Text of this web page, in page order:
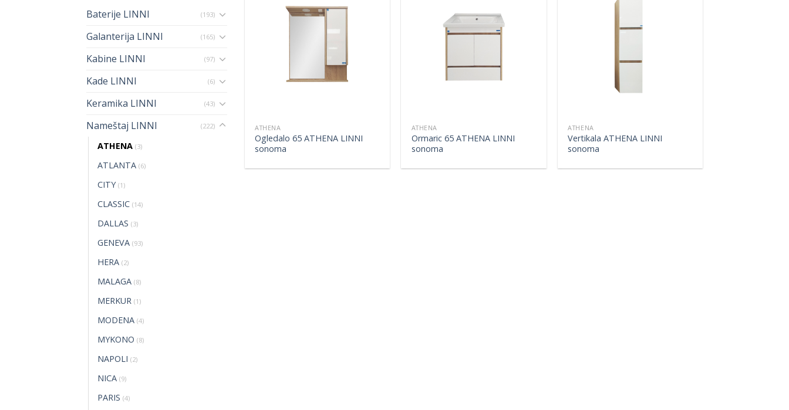
Baterije LINNI (193)
Galanterija LINNI (165)
Kabine LINNI (97)
Kade LINNI (6)
Keramika LINNI (43)
Nameštaj LINNI (222)
ATHENA (3)
ATLANTA (6)
CITY (1)
CLASSIC (14)
DALLAS (3)
GENEVA (93)
HERA (2)
MALAGA (8)
MERKUR (1)
MODENA (4)
MYKONO (8)
NAPOLI (2)
NICA (9)
PARIS (4)
ATHENA
Ogledalo 65 ATHENA LINNI
sonoma
ATHENA
Ormaric 65 ATHENA LINNI
sonoma
ATHENA
Vertikala ATHENA LINNI
sonoma